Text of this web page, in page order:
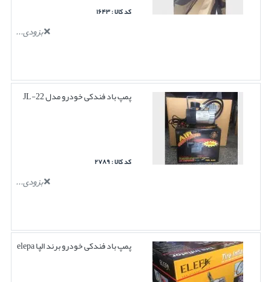
کد کالا : ۱۶۴۳
بزودی...
پمپ باد فندکی خودرو مدل JL-22
کد کالا : ۲۷۸۹
بزودی...
پمپ باد فندکی خودرو برند الپا elepa